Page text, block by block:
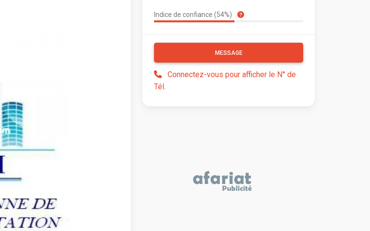
Indice de confiance (54%)
MESSAGE
Connectez-vous pour afficher le N° de
Tél.